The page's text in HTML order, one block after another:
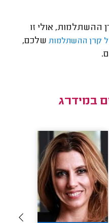
אולי זו
קרן ההשתלמות שלכם,
במידרג